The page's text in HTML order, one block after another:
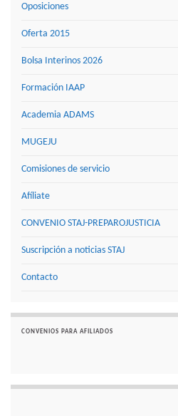
Oposiciones
Oferta 2015
Bolsa Interinos 2026
Formación IAAP
Academia ADAMS
MUGEJU
Comisiones de servicio
Afíliate
CONVENIO STAJ-PREPAROJUSTICIA
Suscripción a noticias STAJ
Contacto
CONVENIOS PARA AFILIADOS